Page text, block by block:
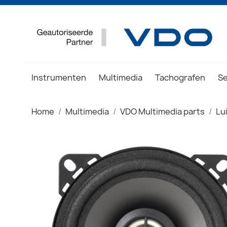
Instrumenten Multimedia Tachografen
Home Multimedia VDO Multimedia parts